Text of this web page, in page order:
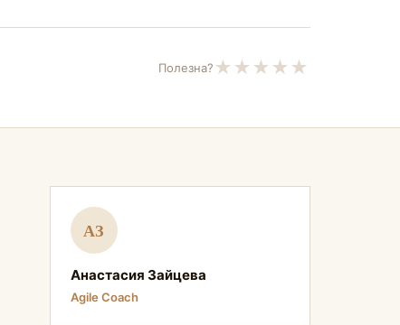
Полезна? ★ ★ ★ ★ ★
АЗ
Анастасия Зайцева
Agile Coach